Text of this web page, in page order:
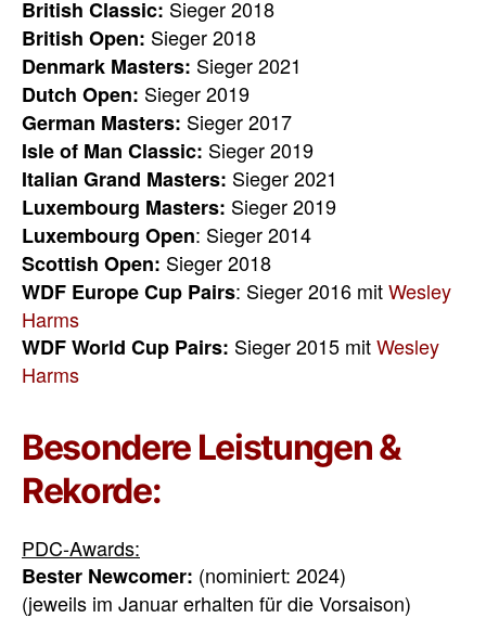
British Classic: Sieger 2018
British Open: Sieger 2018
Denmark Masters: Sieger 2021
Dutch Open: Sieger 2019
German Masters: Sieger 2017
Isle of Man Classic: Sieger 2019
Italian Grand Masters: Sieger 2021
Luxembourg Masters: Sieger 2019
Luxembourg Open: Sieger 2014
Scottish Open: Sieger 2018
WDF Europe Cup Pairs: Sieger 2016 mitWesley
Harms
WDF World Cup Pairs: Sieger 2015 mitWesley
Harms
Besondere Leistungen &
Rekorde:
PDC-Awards:
Bester Newcomer: (nominiert: 2024)
(jeweils im Januar erhalten für die Vorsaison)